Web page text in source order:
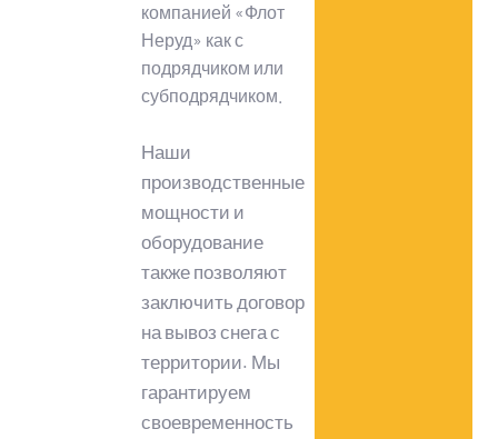
компанией «Флот
Неруд» как с
подрядчиком или
субподрядчиком.
Наши
производственные
мощности и
оборудование
также позволяют
заключить договор
на вывоз снега с
территории. Мы
гарантируем
своевременность